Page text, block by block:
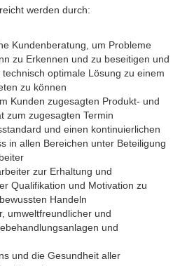
werden durch:
Kundenberatung, um Probleme
zu Erkennen und zu beseitigen und
optimale Lösung zu einem
zu können
Kunden zugesagten Produkt- und
zum zugesagten Termin
und einen kontinuierlichen
in allen Bereichen unter Beteiligung
zur Erhaltung und
Qualifikation und Motivation zu
Handeln
umweltfreundlicher und
und
und die Gesundheit aller